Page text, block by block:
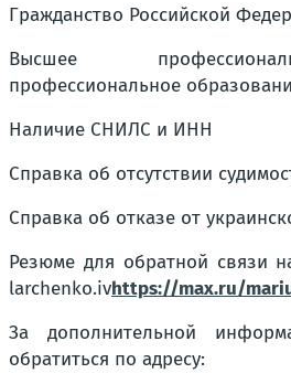
Гражданство Российской
Высшее
профессиональное
Наличие СНИЛС и ИНН
Справка об отсутствии
Справка об отказе от
Резюме для обратной связи
larchenko.ivhttps://max.ru/
За дополнительной
обратиться по адресу: